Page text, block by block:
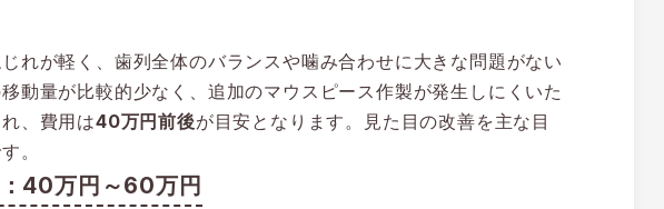
れが軽く、歯列全体のバランスや噛み合わせに大きな問題がない
動量が比較的少なく、追加のマウスピース作製が発生しにくいた
、費用は40万円前後が目安となります。見た目の改善を主な目
。
40万円～60万円